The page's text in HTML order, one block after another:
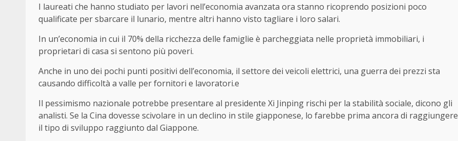
I laureati che hanno studiato per lavori nell’economia avanzata ora stanno ricoprendo posizioni poco
qualificate per sbarcare il lunario, mentre altri hanno visto tagliare i loro salari.
In un’economia in cui il 70% della ricchezza delle famiglie è parcheggiata nelle proprietà immobiliari, i
proprietari di casa si sentono più poveri.
Anche in uno dei pochi punti positivi dell’economia, il settore dei veicoli elettrici, una guerra dei prezzi sta
causando difficoltà a valle per fornitori e lavoratori.e
Il pessimismo nazionale potrebbe presentare al presidente Xi Jinping rischi per la stabilità sociale, dicono gli
analisti. Se la Cina dovesse scivolare in un declino in stile giapponese, lo farebbe prima ancora di raggiungere
il tipo di sviluppo raggiunto dal Giappone.